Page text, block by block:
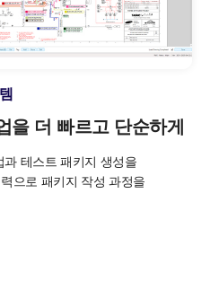
을 더 빠르고 단순하게
과 테스트 패키지 생성을
으로 패키지 작성 과정을